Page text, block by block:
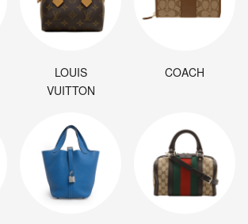
LOUIS
VUITTON
COACH